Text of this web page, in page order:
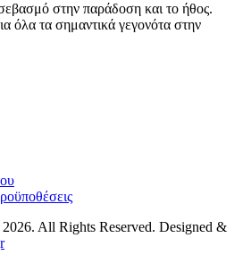
στην παράδοση και το ήθος.
όλα τα σημαντικά γεγονότα στην
All Rights Reserved. Designed &